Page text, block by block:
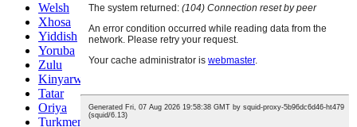
Welsh
Xhosa
Yiddish
Yoruba
Zulu
Kinyarwanda
Tatar
Oriya
Turkmen